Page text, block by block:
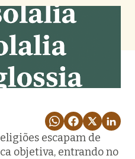
escapam de
objetiva, entrando no